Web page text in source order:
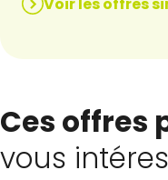
Ces offres
vous